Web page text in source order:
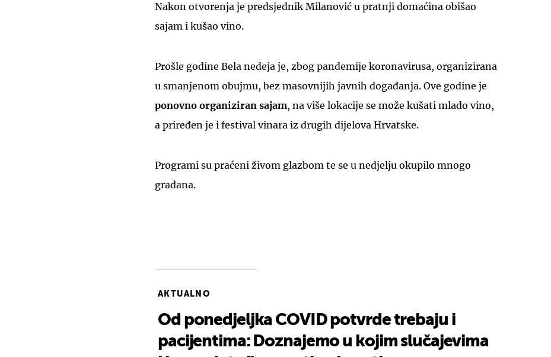
Nakon otvorenja je predsjednik Milanović u pratnji domaćina obišao
sajam i kušao vino.
Prošle godine Bela nedeja je, zbog pandemije koronavirusa, organizirana
u smanjenom obujmu, bez masovnijih javnih događanja. Ove godine je
ponovno organiziran sajam, na više lokacije se može kušati mlado vino,
a priređen je i festival vinara iz drugih dijelova Hrvatske.
Programi su praćeni živom glazbom te se u nedjelju okupilo mnogo
građana.
AKTUALNO
Od ponedjeljka COVID potvrde trebaju i
pacijentima: Doznajemo u kojim slučajevima